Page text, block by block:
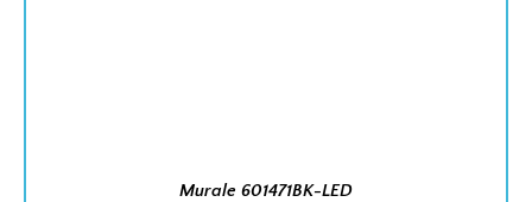
Murale 601471BK-LED